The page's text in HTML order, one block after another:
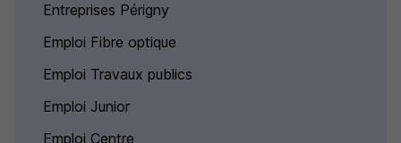
Entreprises Périgny
Emploi Fibre optique
Emploi Travaux publics
Emploi Junior
Emploi Centre